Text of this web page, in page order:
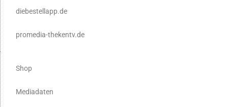
diebestellapp.de
promedia-thekentv.de
Shop
Mediadaten